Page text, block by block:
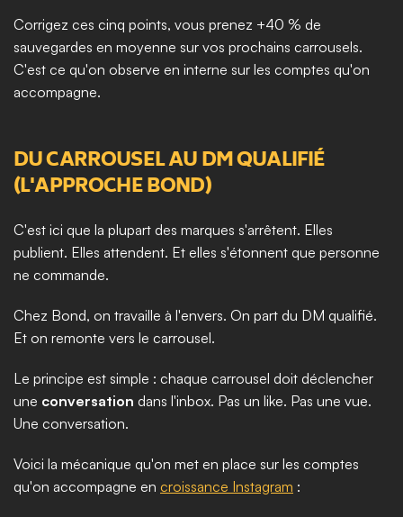
Corrigez ces cinq points, vous prenez +40 % de
sauvegardes en moyenne sur vos prochains carrousels.
C'est ce qu'on observe en interne sur les comptes qu'on
accompagne.
DU CARROUSEL AU DM QUALIFIÉ
(L'APPROCHE BOND)
C'est ici que la plupart des marques s'arrêtent. Elles
publient. Elles attendent. Et elles s'étonnent que personne
ne commande.
Chez Bond, on travaille à l'envers. On part du DM qualifié.
Et on remonte vers le carrousel.
Le principe est simple : chaque carrousel doit déclencher
une conversation dans l'inbox. Pas un like. Pas une vue.
Une conversation.
Voici la mécanique qu'on met en place sur les comptes
qu'on accompagne en croissance Instagram :